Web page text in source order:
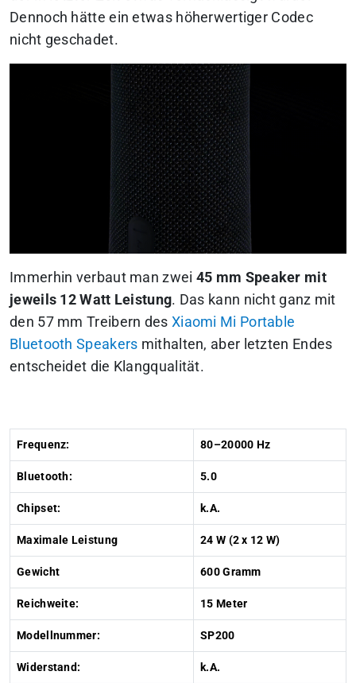
Dennoch hätte ein etwas höherwertiger Codec
nicht geschadet.
Immerhin verbaut man zwei 45 mm Speaker mit
jeweils 12 Watt Leistung. Das kann nicht ganz mit
den 57 mm Treibern des Xiaomi Mi Portable
Bluetooth Speakers mithalten, aber letzten Endes
entscheidet die Klangqualität.
Frequenz: 80–20000 Hz
Bluetooth: 5.0
Chipset: k.A.
Maximale Leistung 24 W (2 x 12 W)
Gewicht 600 Gramm
Reichweite: 15 Meter
Modellnummer: SP200
Widerstand: k.A.